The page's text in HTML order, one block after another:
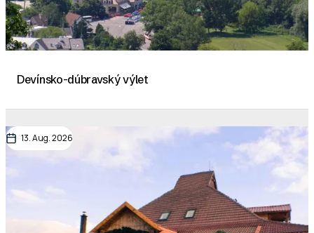
Devínsko-dúbravský výlet
13. Aug. 2026